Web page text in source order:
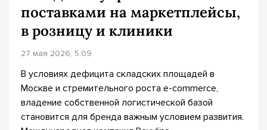
поставками на маркетплейсы,
в розницу и клиники
27 мая 2026, 5:09
В условиях дефицита складских площадей в
Москве и стремительного роста e-commerce,
владение собственной логистической базой
становится для бренда важным условием развития.